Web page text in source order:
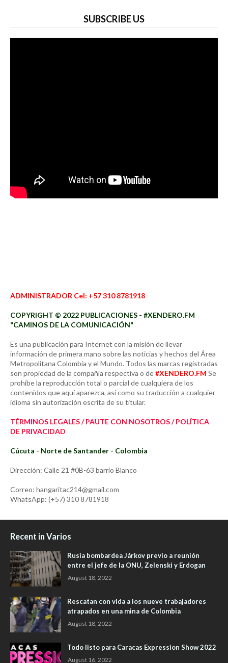
SUBSCRIBE US
ADMINISTRADOR Cel: +57 310 8781918
COPYRIGHT © 2022 PUBLICACIONES - #XENDERO.FM
"CAMINOS DE LA COMUNICACIÓN"
Es una publicación para Internet con la misión de llevar
información de primera mano sobre las noticias y hechos del Área
Metropolitana Colombia y el Mundo. Todos las marcas registradas
son propiedad de la compañía respectiva o de#XENDERO.FM Se
prohíbe la reproducción total o parcial de cualquiera de los
contenidos que aquí aparezca, así como su traducción a cualquier
idioma sin autorización escrita de su titular.
TÉRMINOS LEGALES / PAUTE CON NOSOTROS / POLÍTICA
DE PRIVACIDAD
Cúcuta - Norte de Santander - Colombia
Dirección: Calle 21 #0B-63 barrio Blanco
Correo: hangaritac214@gmail.com
WhatsApp: (+57) 310 8781918
Recent in Varios
Rusia bombardea Járkov previo a reunión
entre el jefe de la ONU, Zelenski y Erdogan
August 18, 2022
Rescatan con vida a los nueve trabajadores
atrapados en una mina de Colombia
August 18, 2022
Todo listo para Caracas Expression Show 2022
August 16, 2022